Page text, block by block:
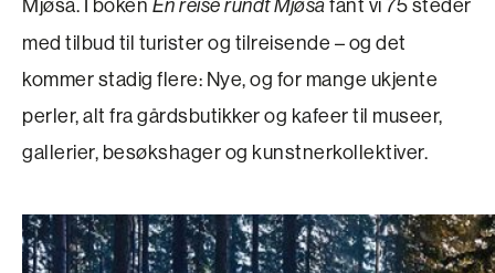
En reise rundt Mjøsa
med tilbud til turister og tilreisende – og det
kommer stadig flere: Nye, og for mange ukjente
perler, alt fra gårdsbutikker og kafeer til museer,
gallerier, besøks­hager og kunstnerkollektiver.